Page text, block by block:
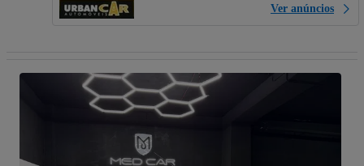
Ver anúncios